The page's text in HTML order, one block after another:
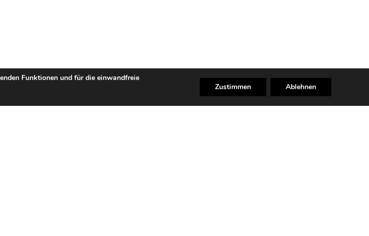
Funktionen und für die einwandfreie
Zustimmen Ablehnen